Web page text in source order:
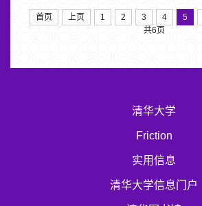
首页 上页 1 2 3 4 5
共6页
清华大学
Friction
实用信息
清华大学信息门户